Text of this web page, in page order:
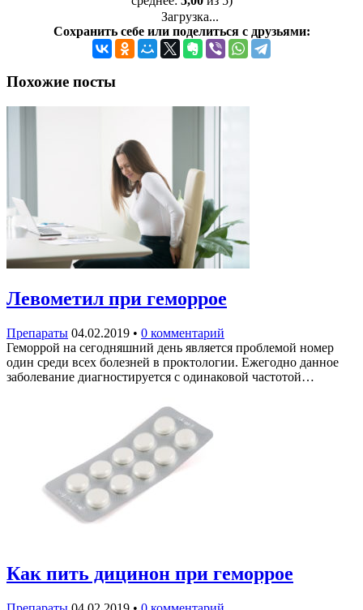
Загрузка...
Сохранить себе или поделиться с друзьями:
Похожие посты
Левометил при геморрое
Препараты 04.02.2019 • 0 комментарий
Геморрой на сегодняшний день является проблемой номер
один среди всех болезней в проктологии. Ежегодно данное
заболевание диагностируется с одинаковой частотой…
Как пить дицинон при геморрое